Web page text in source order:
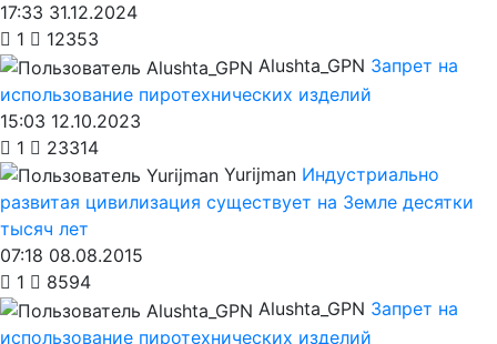
17:33 31.12.2024
1
12353
Alushta_GPN Запрет на
использование пиротехнических изделий
15:03 12.10.2023
1
23314
Yurijman Индустриально
развитая цивилизация существует на Земле десятки
тысяч лет
07:18 08.08.2015
1
8594
Alushta_GPN Запрет на
использование пиротехнических изделий